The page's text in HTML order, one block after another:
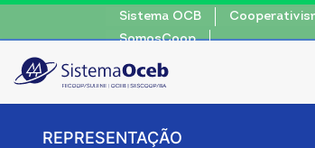
Sistema OCB
SomosCoop
REPRESENTAÇÃO